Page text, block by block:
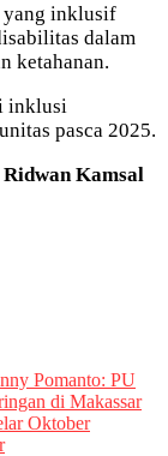
yang inklusif
dalam
ketahanan.
inklusi
pasca 2025.
Kamsal
Pomanto: PU
di Makassar
Oktober